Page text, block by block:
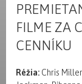
FILME ZA
CENNÍKU
Réžia: Chris